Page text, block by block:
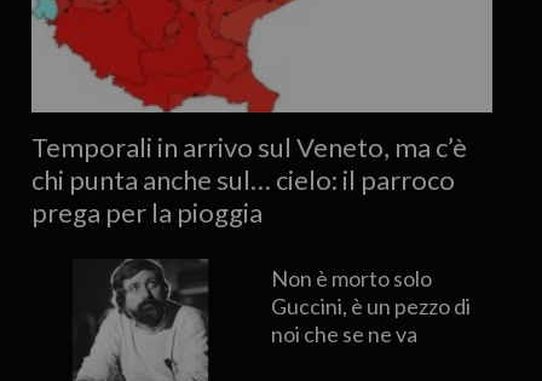
Temporali in arrivo sul Veneto, ma c’è
chi punta anche sul… cielo: il parroco
prega per la pioggia
Non è morto solo
Guccini, è un pezzo di
noi che se ne va